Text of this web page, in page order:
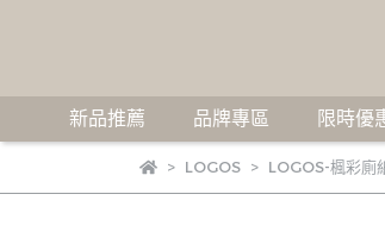
新品推薦 品牌專區 限時優
LOGOS LOGOS-楓彩